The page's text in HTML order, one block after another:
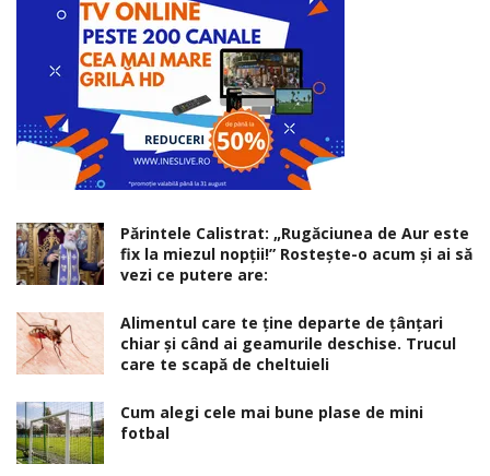
Părintele Calistrat: „Rugăciunea de Aur este
fix la miezul nopţii!” Rosteşte-o acum şi ai să
vezi ce putere are:
Alimentul care te ține departe de țânțari
chiar și când ai geamurile deschise. Trucul
care te scapă de cheltuieli
Cum alegi cele mai bune plase de mini
fotbal